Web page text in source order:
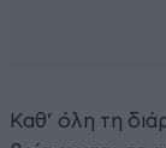
Καθ’ όλη τη